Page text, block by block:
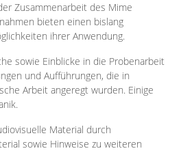
Zusammenarbeit des Mime
bieten einen bislang
ihrer Anwendung.
sowie Einblicke in die Probenarbeit
und Aufführungen, die in
Arbeit angeregt wurden. Einige
Material durch
sowie Hinweise zu weiteren